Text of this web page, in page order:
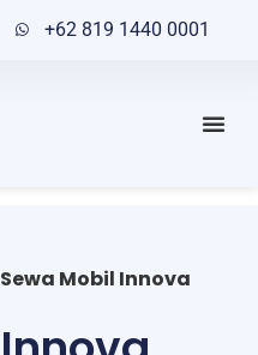
+62 819 1440 0001
Sewa Mobil Innova